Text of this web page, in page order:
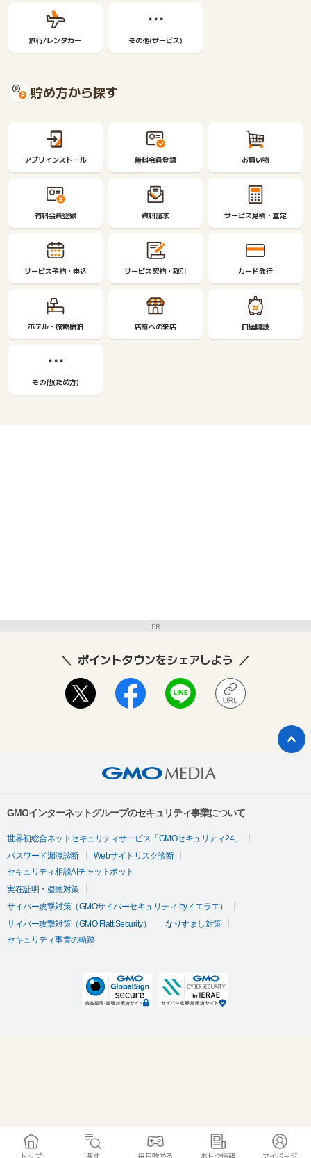
旅行/レンタカー その他(サービス)
貯め方から探す
アプリインストール 無料会員登録 お買い物
有料会員登録 資料請求 サービス見積・査定
サービス予約・申込 サービス契約・取引 カード発行
ホテル・旅館宿泊 店舗への来店 口座開設
その他(ため方)
PR
ポイントタウンをシェアしよう
GMOインターネットグループのセキュリティ事業について
世界初総合ネットセキュリティサービス「GMOセキュリティ24」
パスワード漏洩診断
Webサイトリスク診断
セキュリティ相談AIチャットボット
実在証明・盗聴対策
サイバー攻撃対策（GMOサイバーセキュリティ byイエラエ）
サイバー攻撃対策（GMO Flatt Security）
なりすまし対策
セキュリティ事業の軌跡
トップ 探す 毎日貯める おトク情報 マイページ